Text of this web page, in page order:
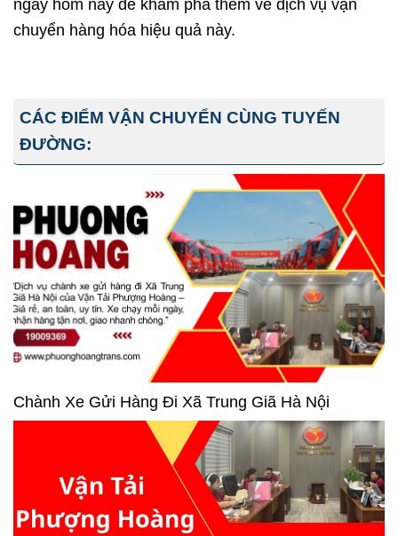
chuyển hàng hóa hiệu quả này.
CÁC ĐIỂM VẬN CHUYỂN CÙNG TUYẾN
ĐƯỜNG:
Chành Xe Gửi Hàng Đi Xã Trung Giã Hà Nội